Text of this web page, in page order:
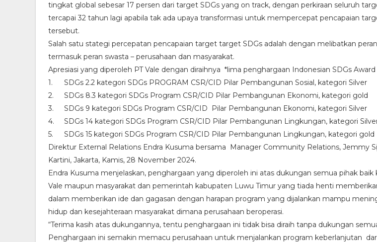
tingkat global sebesar 17 persen dari target SDGs yang on track, dengan perkiraan seluruh
tercapai 32 tahun lagi apabila tak ada upaya transformasi untuk mempercepat pencapaian
tersebut.
Salah satu stategi percepatan pencapaian target target SDGs adalah dengan melibatkan
termasuk peran swasta – perusahaan dan masyarakat.
Apresiasi yang diperoleh PT Vale dengan diraihnya *lima penghargaan Indonesian SDGs Award
1.
SDGs 2.2 kategori SDGs PROGRAM CSR/CID Pilar Pembangunan Sosial, kategori Silver
2.
SDGs 8.3 kategori SDGs Program CSR/CID Pilar Pembangunan Ekonomi, kategori gold
3.
SDGs 9 kategori SDGs Program CSR/CID Pilar Pembangunan Ekonomi, kategori Silver
4.
SDGs 14 kategori SDGs Program CSR/CID Pilar Pembangunan Lingkungan, kategori
5.
SDGs 15 kategori SDGs Program CSR/CID Pilar Pembangunan Lingkungan, kategori gold
Direktur External Relations Endra Kusuma bersama Manager Community Relations, Jemmy
Kartini, Jakarta, Kamis, 28 November 2024.
Endra Kusuma menjelaskan, penghargaan yang diperoleh ini atas dukungan semua pihak baik
Vale maupun masyarakat dan pemerintah kabupaten Luwu Timur yang tiada henti
dalam memberikan ide dan gagasan dengan harapan program yang dijalankan mampu
hidup dan kesejahteraan masyarakat dimana perusahaan beroperasi.
“Terima kasih atas dukungannya, tentu penghargaan ini tidak bisa diraih tanpa dukungan
Penghargaan ini semakin memacu perusahaan untuk menjalankan program keberlanjutan